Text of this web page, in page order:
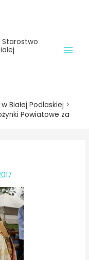
Starostwo
Białej Podlaskiej >
Powiatowe za